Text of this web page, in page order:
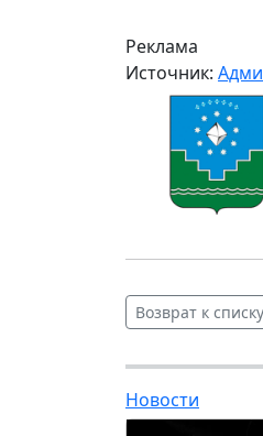
Реклама
Источник:
Возврат к списку
Новости